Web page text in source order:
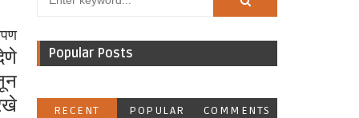
Popular Posts
RECENT POPULAR COMMENTS